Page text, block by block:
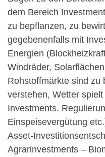
dem Bereich
zu bepflanzen, zu
gegebenenfalls mit
Energien
Windräder,
Rohstoffmärkte sind zu
verstehen, Wetter
Investments.
Einspeisevergütung
Asset-
Agrarinvestments –